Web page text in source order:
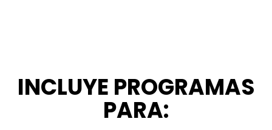
INCLUYE PROGRAMAS
PARA: